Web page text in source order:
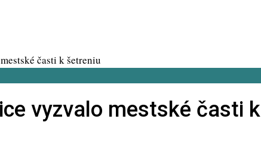
vyzvalo mestské časti k